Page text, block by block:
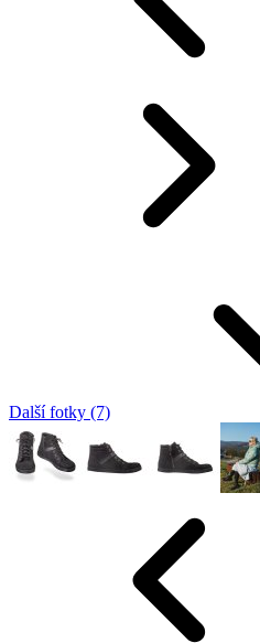
Další fotky (7)